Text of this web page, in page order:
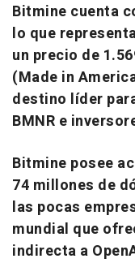
Bitmine cuenta
lo que
un precio de
(Made in
destino líder
BMNR e
Bitmine posee
74 millones de
las pocas
mundial que
indirecta a